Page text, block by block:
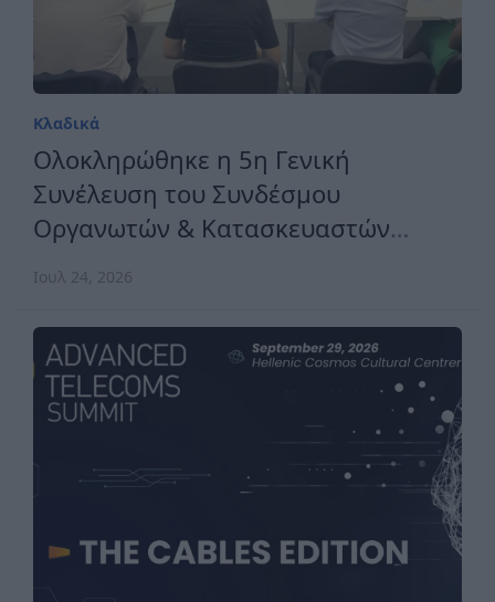
Κλαδικά
Ολοκληρώθηκε η 5η Γενική
Συνέλευση του Συνδέσμου
Οργανωτών & Κατασκευαστών
Εκθέσεων Ελλάδος
Ιουλ 24, 2026